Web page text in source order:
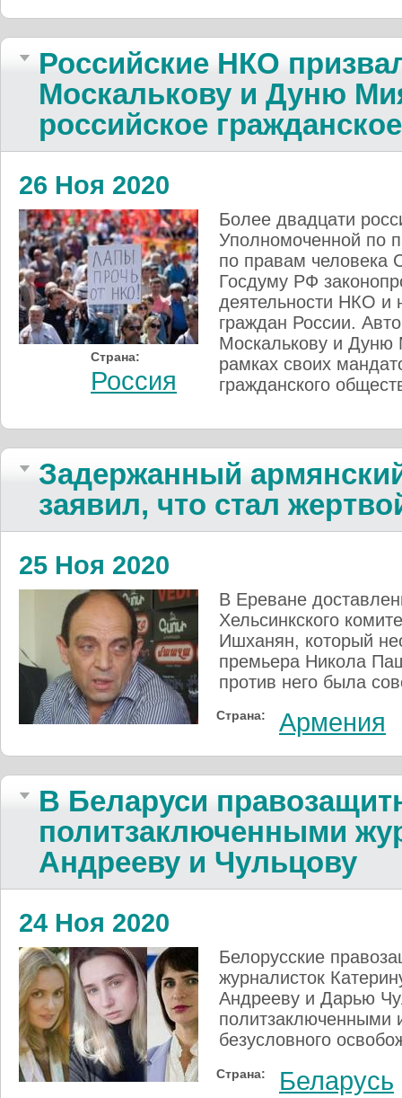
Российские НКО
Москалькову и Дуню
российское
26 Ноя 2020
Более двадцати
Уполномоченной по
по правам человека
Госдуму РФ
деятельности НКО и
граждан России.
Москалькову и Дуню
рамках своих
гражданского
Страна:
Россия
Задержанный
заявил, что стал
25 Ноя 2020
В Ереване
Хельсинкского
Ишханян, который
премьера Никола
против него была
Страна: Армения
В Беларуси
политзаключенными
Андрееву и Чульцову
24 Ноя 2020
Белорусские
журналисток
Андрееву и Дарью
политзаключенными
безусловного
Страна: Беларусь